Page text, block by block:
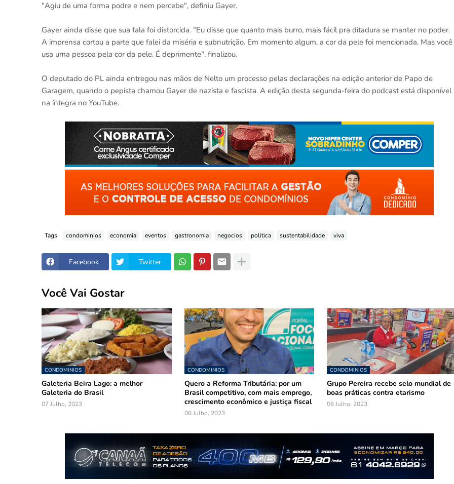
"Agiu de uma forma podre e nem percebe", definiu Gayer.
Gayer ainda disse que sua fala foi distorcida. "Eu disse que quanto mais burro, mais fácil pra ditadura se manter no poder.
A imprensa cortou a parte que falei da miséria e subnutrição. Em momento algum, a cor da pele foi mencionada. Mas você
usa uma pessoa pela cor da pele. É deprimente", finalizou.
O deputado do PL ainda entregou nas mãos de Nelto um processo pelas declarações na edição anterior de Papo de
Garagem, quando o pepista chamou Gayer de nazista e fascista. A edição desta segunda-feira do podcast está disponível
na íntegra no YouTube.
Tags condominios economia eventos gastronomia negocios politica sustentabilidade viva
Facebook Twitter
Você Vai Gostar
CONDOMINIOS
Galeteria Beira Lago: a melhor
Galeteria do Brasil
07 Julho, 2023
CONDOMINIOS
Quero a Reforma Tributária: por um
Brasil competitivo, com mais emprego,
crescimento econômico e justiça fiscal
06 Julho, 2023
CONDOMINIOS
Grupo Pereira recebe selo mundial de
boas práticas contra etarismo
06 Julho, 2023